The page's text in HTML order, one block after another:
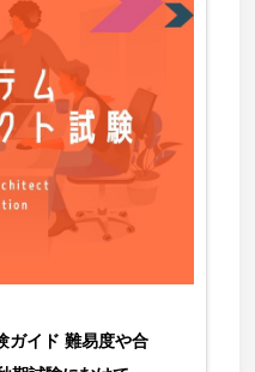
ガイド 難易度や合